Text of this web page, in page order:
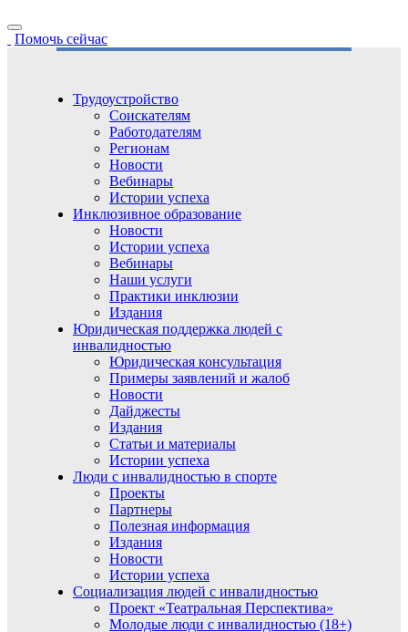
Помочь сейчас
Трудоустройство
Соискателям
Работодателям
Регионам
Новости
Вебинары
Истории успеха
Инклюзивное образование
Новости
Истории успеха
Вебинары
Наши услуги
Практики инклюзии
Издания
Юридическая поддержка людей с
инвалидностью
Юридическая консультация
Примеры заявлений и жалоб
Новости
Дайджесты
Издания
Статьи и материалы
Истории успеха
Люди с инвалидностью в спорте
Проекты
Партнеры
Полезная информация
Издания
Новости
Истории успеха
Социализация людей с инвалидностью
Проект «Театральная Перспектива»
Молодые люди с инвалидностью (18+)